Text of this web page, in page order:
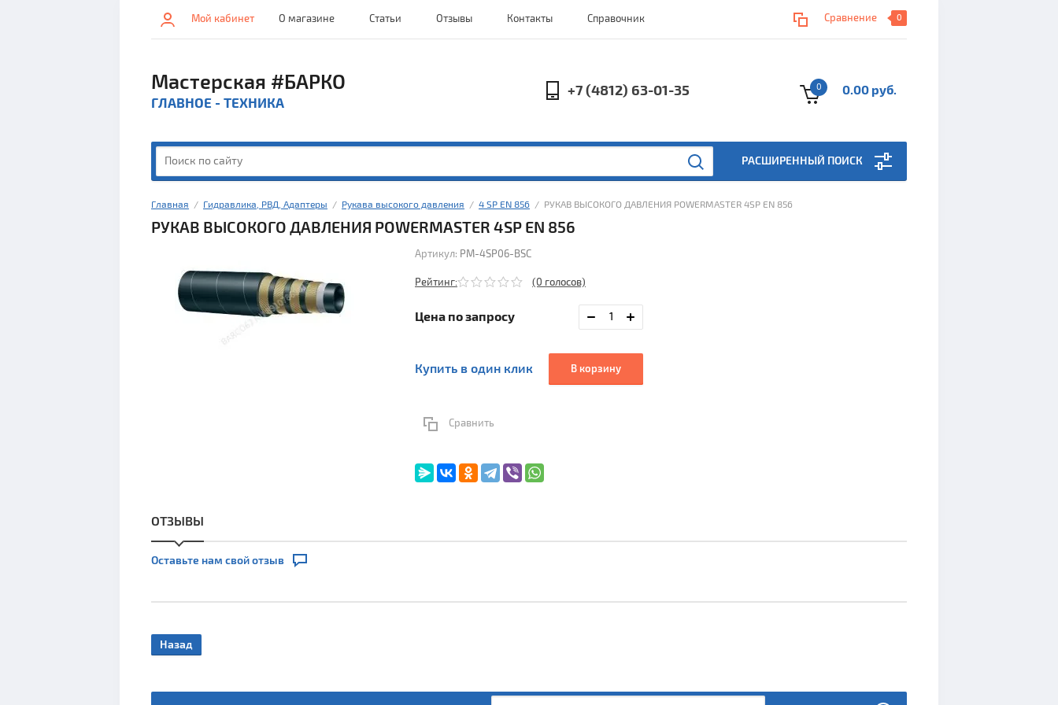
Мой кабинет О магазине Статьи Отзывы Контакты Справочник Сравнение 0
Мастерская #БАРКО
ГЛАВНОЕ - ТЕХНИКА
+7 (4812) 63-01-35 0 0.00 руб.
РАСШИРЕННЫЙ ПОИСК
Главная
  /
Гидравлика, РВД, Адаптеры
  /
Рукава высокого давления
  /
4 SP EN 856
  /  РУКАВ ВЫСОКОГО ДАВЛЕНИЯ POWERMASTER 4SP EN 856
РУКАВ ВЫСОКОГО ДАВЛЕНИЯ POWERMASTER 4SP EN 856
Артикул: PM-4SP06-BSC
Рейтинг: (0 голосов)
Цена по запросу
Купить в один клик В корзину
Сравнить
ОТЗЫВЫ
Оставьте нам свой отзыв
Назад